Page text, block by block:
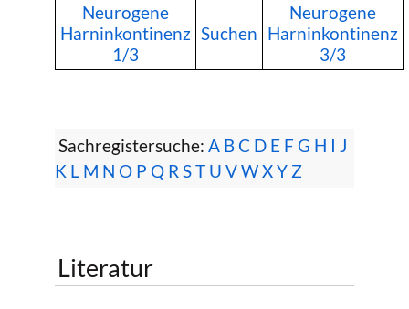
Neurogene
Harninkontinenz
1/3
Suchen
Neurogene
Harninkontinenz
3/3
Sachregistersuche: A BC D E F G H I J
K L M N O P Q R ST U VWXY Z
Literatur